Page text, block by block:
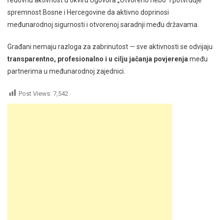
spremnost Bosne i Hercegovine da aktivno doprinosi
međunarodnoj sigurnosti i otvorenoj saradnji među državama.
Građani nemaju razloga za zabrinutost — sve aktivnosti se odvijaju
transparentno, profesionalno i u cilju jačanja povjerenja među
partnerima u međunarodnoj zajednici.
Post Views: 7,542